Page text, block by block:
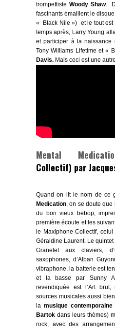
trompettiste Woody Shaw.
fascinants émaillent le
« Black Nile ») et le tout est
temps après, Larry Young
et participer à la naissance
Tony Williams Lifetime et«
Davis. Mais ceci est une
Mental
Collectif) par
Quand on lit le nom de ce
Medication , on se doute
du bon vieux bebop,
première écoute et les
le Maxiphone Collectif, celui
Géraldine Laurent. Le
Graneletaux claviers, d’
saxophones, d’Alban
vibraphone, la batterie est
et la basse par Sunny
revendiquée est l’Art brut,
sources musicales aussi
la musique contemporaine
Bartok dans leurs thèmes)
rock, avec des